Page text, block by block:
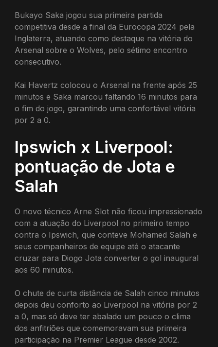
Bukayo Saka jogou sua primeira partida
competitiva desde a final da Eurocopa 2024 pela
Inglaterra, atuando como destaque na vitória do
Arsenal sobre o Wolves, pelo sétimo encontro
consecutivo.
Kai Havertz colocou o Arsenal na frente após 25
minutos e Saka marcou faltando 16 minutos para
o fim do jogo, garantindo uma confortável vitória
por 2 a 0.
Ipswich x Liverpool:
pontuação de Jota e
Salah
O novo técnico Arne Slot não ficou impressionado
com a atuação do Liverpool no primeiro tempo
contra o Ipswich, que conteve Mohamed Salah e
seus companheiros de equipe até o atacante
cruzar para Diogo Jota converter o gol inaugural
aos 60 minutos.
O chute de curta distância de Salah cinco minutos
depois deu conforto ao Liverpool na vitória por 2
a 0, mas só deve ter abalado um pouco o clima
dos anfitriões que comemoravam sua primeira
participação na Premier League desde 2002.